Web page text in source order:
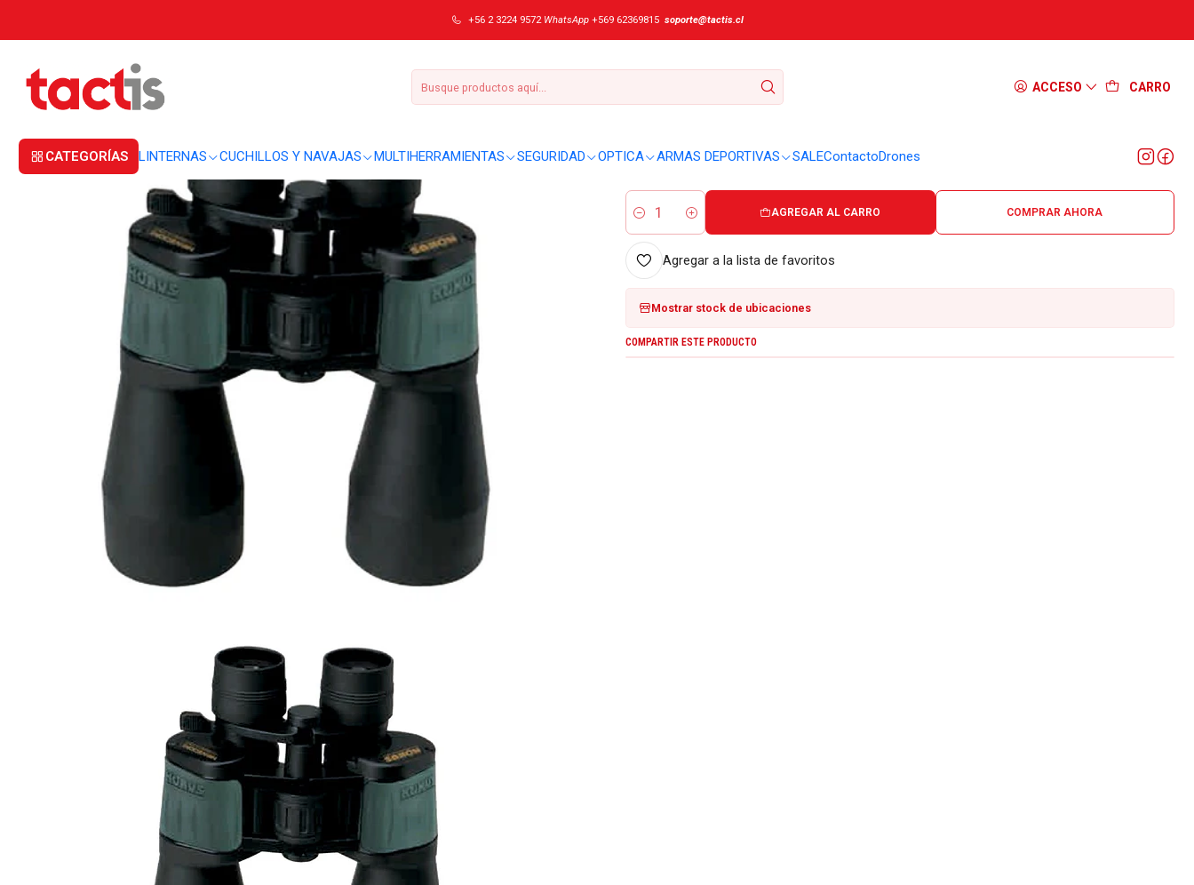
ACCESO CARRO
CATEGORÍAS LINTERNAS CUCHILLOS Y NAVAJAS MULTIHERRAMIENTAS SEGURIDAD OPTICA ARMAS DEPORTIVAS SALEContactoDrones
+56 2 3224 9572 WhatsApp +569 62369815 soporte@tactis.cl
|
Binocular Konus Newzoom 10-30x60 2124
Newzoom 10-30x60 2124: 10-30x (zoom variable), 60 mm (objetivo), alto alcance, uso outdoor.
Cantidad
AGREGAR AL CARRO COMPRAR AHORA
Agregar a la lista de favoritos
Mostrar stock de ubicaciones
COMPARTIR ESTE PRODUCTO